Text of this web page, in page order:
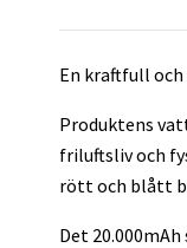
En kraftfull
Produktens
friluftsliv och
rött och blått
Det